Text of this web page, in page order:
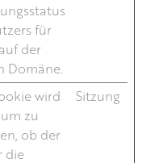
für
der
Domäne.
wird
zu
ob der
die
Sitzung